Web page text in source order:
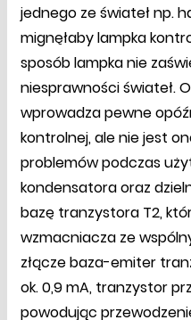
jednego ze świateł np.
mignęłaby lampka
sposób lampka nie
niesprawności świateł.
wprowadza pewne
kontrolnej, ale nie jest
problemów podczas
kondensatora oraz
bazę tranzystora T2,
wzmacniacza ze
złącze baza-emiter
ok. 0,9 mA, tranzystor
powodując